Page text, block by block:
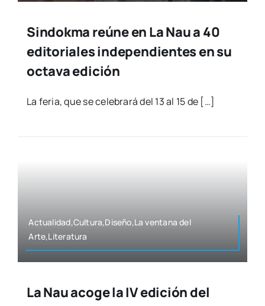
Sindokma reúne en La Nau a 40
editoriales independientes en su
octava edición
La feria, que se cele­bra­rá del 13 al 15 de […]
Actualidad,Cultura,Diseño,La ven­ta­na del
Arte,Literatura
La Nau acoge la IV edición del